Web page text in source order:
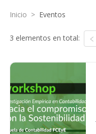
Inicio > Eventos
3 elementos en total: